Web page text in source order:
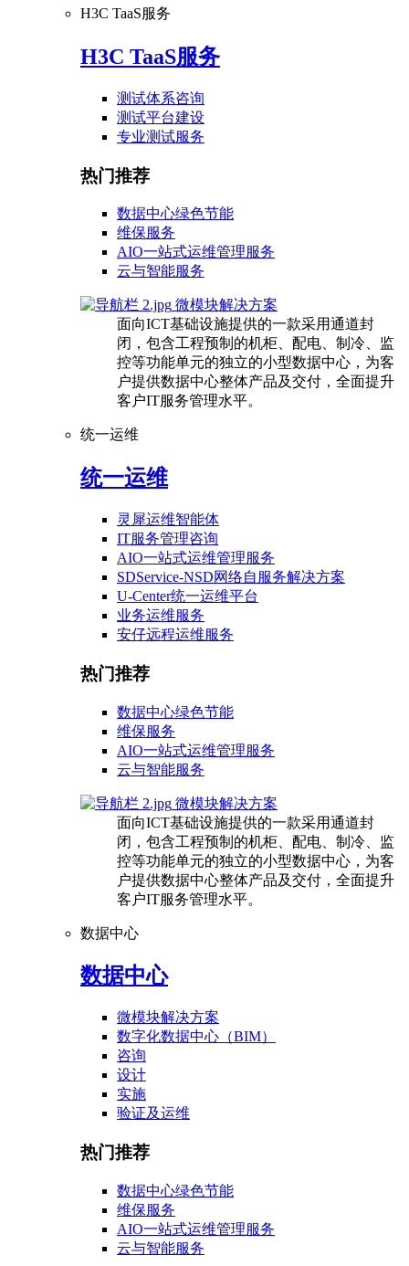
H3C TaaS服务
H3C TaaS服务
测试体系咨询
测试平台建设
专业测试服务
热门推荐
数据中心绿色节能
维保服务
AIO一站式运维管理服务
云与智能服务
微模块解决方案
面向ICT基础设施提供的一款采用通道封
闭，包含工程预制的机柜、配电、制冷、监
控等功能单元的独立的小型数据中心，为客
户提供数据中心整体产品及交付，全面提升
客户IT服务管理水平。
统一运维
统一运维
灵犀运维智能体
IT服务管理咨询
AIO一站式运维管理服务
SDService-NSD网络自服务解决方案
U-Center统一运维平台
业务运维服务
安仔远程运维服务
热门推荐
数据中心绿色节能
维保服务
AIO一站式运维管理服务
云与智能服务
微模块解决方案
面向ICT基础设施提供的一款采用通道封
闭，包含工程预制的机柜、配电、制冷、监
控等功能单元的独立的小型数据中心，为客
户提供数据中心整体产品及交付，全面提升
客户IT服务管理水平。
数据中心
数据中心
微模块解决方案
数字化数据中心（BIM）
咨询
设计
实施
验证及运维
热门推荐
数据中心绿色节能
维保服务
AIO一站式运维管理服务
云与智能服务